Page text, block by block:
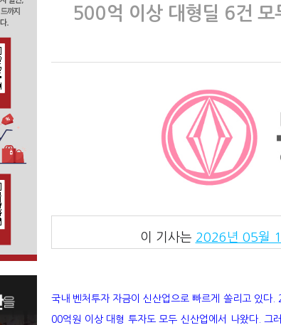
500억 이상 대형딜 6건 모
이 기사는 2026년 05월
국내 벤처투자 자금이 신산업으로 빠르게 쏠리고 있다
00억원 이상 대형 투자도 모두 신산업에서 나왔다. 그